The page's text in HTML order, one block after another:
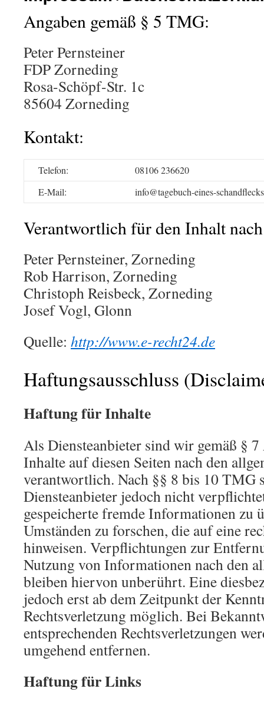
Angaben gemäß § 5 TMG:
Peter Pernsteiner
FDP Zorneding
Rosa-Schöpf-Str. 1c
85604 Zorneding
Kontakt:
Telefon:
08106 236620
E-Mail:
info@tagebuch-eines-
Verantwortlich für den Inhalt
Peter Pernsteiner, Zorneding
Rob Harrison, Zorneding
Christoph Reisbeck, Zorneding
Josef Vogl, Glonn
Quelle: http://www.e-recht24.de
Haftungsausschluss
Haftung für Inhalte
Als Diensteanbieter sind wir gemäß §
Inhalte auf diesen Seiten nach den
verantwortlich. Nach §§ 8 bis 10 TMG
Diensteanbieter jedoch nicht
gespeicherte fremde Informationen zu
Umständen zu forschen, die auf eine
hinweisen. Verpflichtungen zur
Nutzung von Informationen nach den
bleiben hiervon unberührt. Eine
jedoch erst ab dem Zeitpunkt der
Rechtsverletzung möglich. Bei
entsprechenden Rechtsverletzungen
umgehend entfernen.
Haftung für Links